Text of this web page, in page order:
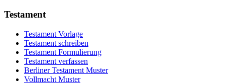
Testament
Testament Vorlage
Testament schreiben
Testament Formulierung
Testament verfassen
Berliner Testament Muster
Vollmacht Muster